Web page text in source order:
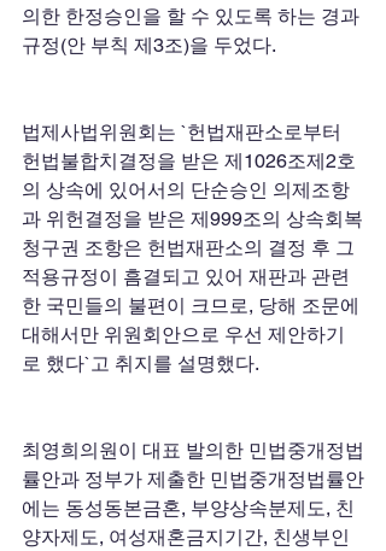
의한 한정승인을 할 수 있도록 하는 경과
규정(안 부칙 제3조)을 두었다.
법제사법위원회는 `헌법재판소로부터
헌법불합치결정을 받은 제1026조제2호
의 상속에 있어서의 단순승인 의제조항
과 위헌결정을 받은 제999조의 상속회복
청구권 조항은 헌법재판소의 결정 후 그
적용규정이 흠결되고 있어 재판과 관련
한 국민들의 불편이 크므로, 당해 조문에
대해서만 위원회안으로 우선 제안하기
로 했다`고 취지를 설명했다.
최영희의원이 대표 발의한 민법중개정법
률안과 정부가 제출한 민법중개정법률안
에는 동성동본금혼, 부양상속분제도, 친
양자제도, 여성재혼금지기간, 친생부인